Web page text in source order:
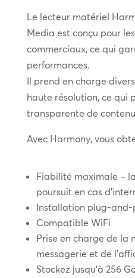
Le lecteur matériel
Media est conçu pour
commerciaux, ce qui
performances.
Il prend en charge
haute résolution, ce qui
transparente de
Avec Harmony, vous
Fiabilité maximale –
poursuit en cas
Installation plug-and-
Compatible WiFi
Prise en charge de la
messagerie et de
Stockez jusqu’à 256